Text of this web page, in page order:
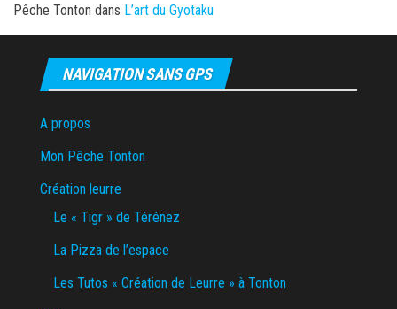
Pêche Tonton dans L’art du Gyotaku
NAVIGATION SANS GPS
A propos
Mon Pêche Tonton
Création leurre
Le « Tigr » de Térénez
La Pizza de l’espace
Les Tutos « Création de Leurre » à Tonton